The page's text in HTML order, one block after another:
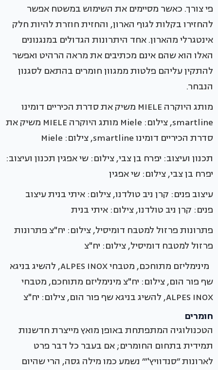
פי צורך. כאשר מסיימים את השימוש במשטח אפשר
להחזירו בקלות לגוף הארון, והחזית חוזרת להיות חלק
אינטגרלי מהארון. אחד היתרונות הגדולים במנגנונים
האלו הוא שהם אינם מכתיבים את מראה הרהיט ואפשר
להתקין עליהם פלטות ממגוון חומרים בהתאם לסגנון
הנבחר.
מותג היוקרה MIELE משיק את סדרת הכיריים דומינו
smartline, צילום: Miele מותג היוקרה MIELE משיק את
סדרת הכיריים דומינו smartline, צילום: Miele
תכנון ועיצוב: יפרח בן צבי, צילום: שי אפגין תכנון ועיצוב:
יפרח בן צבי, צילום: שי אפגין
עיצוב פנים: קרן ניב טולדנו, צילום: איתי בנית עיצוב
פנים: קרן ניב טולדנו, צילום: איתי בנית
פתרונות פרזול למטבח דומיסיל, צילום: יח"צ פתרונות
פרזול למטבח דומיסיל, צילום: יח"צ
מינימליזם מתוחכם, מטבחי ALPES INOX, להשיג בניגא
שף פור הום, צילום: יח"צ מינימליזם מתוחכם, מטבחי
ALPES INOX, להשיג בניגא שף פור הום, צילום: יח"צ
חומרים
הטכנולוגיה המתפתחת באופן מואץ מייצרת חדשנות
תמידית בתחום החומרים; אם בעבר כל דבר פרט
לארונות ״סנדוויץ'׳״ נשמע כמו מילה גסה, הרי שהיום